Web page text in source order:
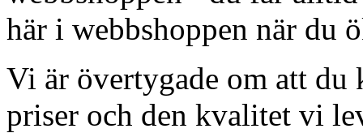
här i webbshoppen när du
Vi är övertygade om att du
priser och den kvalitet vi